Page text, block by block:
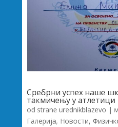
Сребрни успех наше
такмичењу у атлетици
od strane urednikblazevo |
Галерија, Новости,